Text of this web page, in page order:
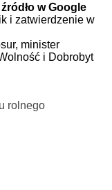
w Google
i zatwierdzenie w
minister
i Dobrobyt
rolnego